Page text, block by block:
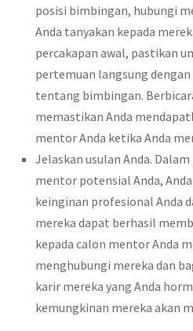
posisi bimbingan, hubungi
Anda tanyakan kepada
percakapan awal, pastikan
pertemuan langsung
tentang bimbingan.
memastikan Anda
mentor Anda ketika Anda
Jelaskan usulan Anda.
mentor potensial Anda,
keinginan profesional Anda
mereka dapat berhasil
kepada calon mentor Anda
menghubungi mereka dan
karir mereka yang Anda
kemungkinan mereka akan